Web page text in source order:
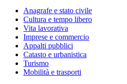
Anagrafe e stato civile
Cultura e tempo libero
Vita lavorativa
Imprese e commercio
Appalti pubblici
Catasto e urbanistica
Turismo
Mobilità e trasporti